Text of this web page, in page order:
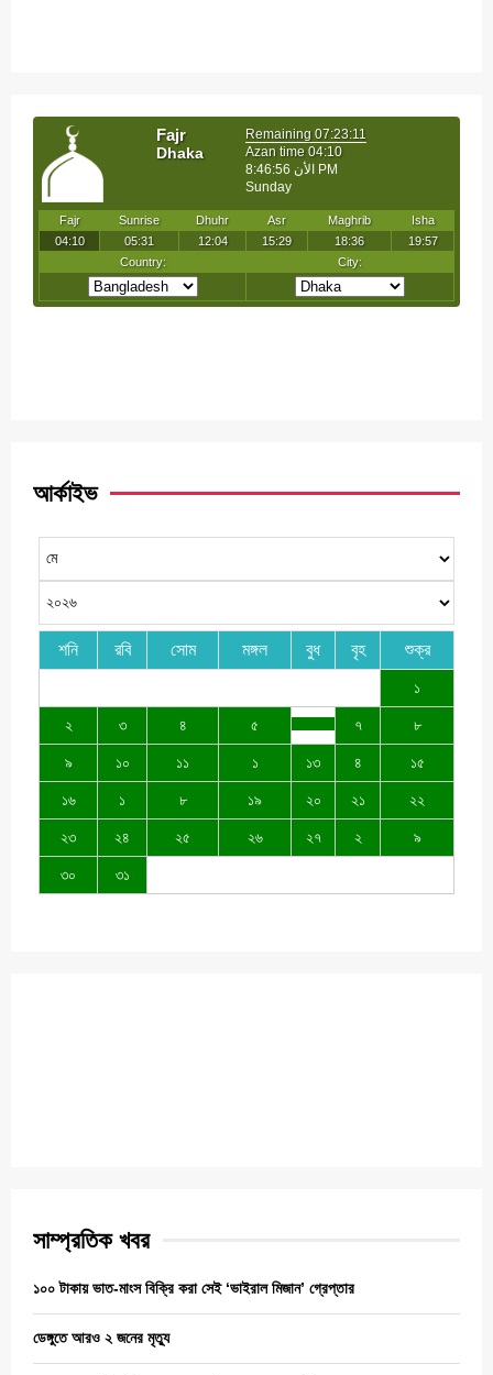
আর্কাইভ
শনি রবি সোম মঙ্গল বুধ বৃহ শুক্র
১
২ ৩ ৪ ৫ ৭ ৮
৯ ১০ ১১ ১ ১৩ ৪ ১৫
১৬ ১ ৮ ১৯ ২০ ২১ ২২
২৩ ২৪ ২৫ ২৬ ২৭ ২ ৯
৩০ ৩১
সাম্প্রতিক খবর
১০০ টাকায় ভাত-মাংস বিক্রি করা সেই ‘ভাইরাল মিজান’ গ্রেপ্তার
ডেঙ্গুতে আরও ২ জনের মৃত্যু